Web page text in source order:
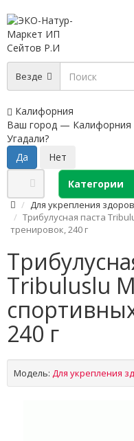
Везде
Калифорния
Ваш город — Калифорния
Угадали?
Категории
Для укрепления
Трибулусная паста
тренировок, 240 г
Tribuluslu
240 г
Модель: Для укрепления